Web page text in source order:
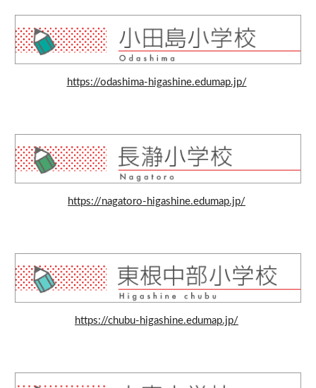
https://odashima-higashine.edumap.jp/
https://nagatoro-higashine.edumap.jp/
https://chubu-higashine.edumap.jp/